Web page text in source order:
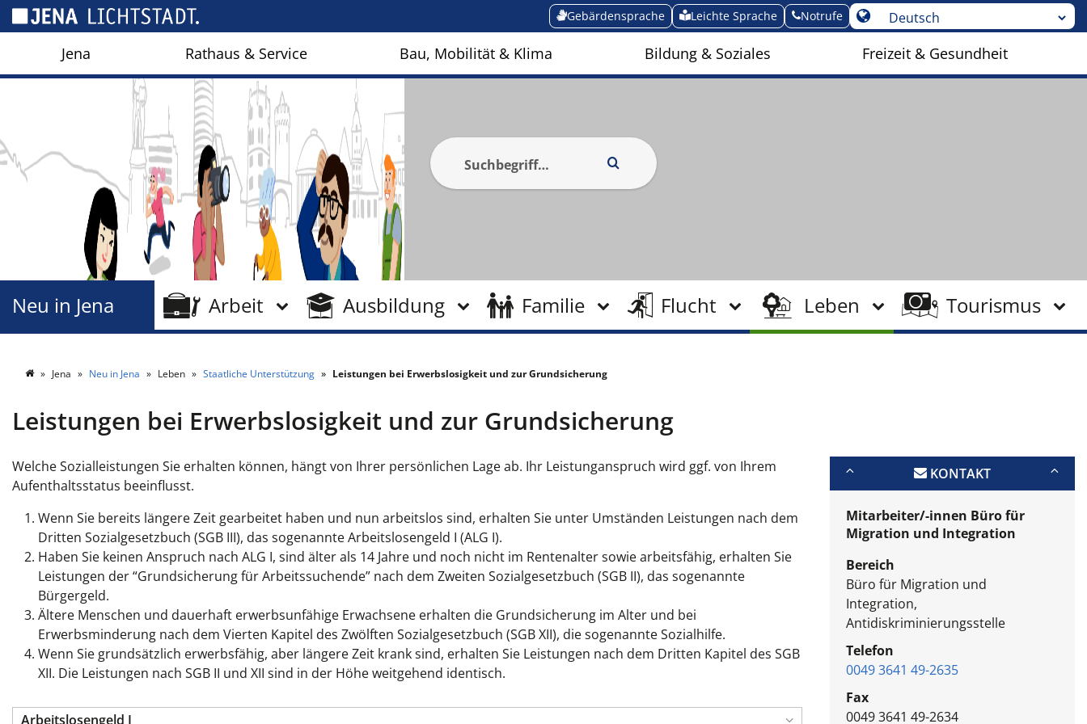
Gebärdensprache Leichte Sprache Notrufe
Jena Rathaus & Service Bau, Mobilität & Klima Bildung & Soziales Freizeit & Gesundheit
Arbeit Ausbildung Familie Flucht Leben Tourismus
Neu in Jena
Jena Neu in Jena Leben Staatliche Unterstützung Leistungen bei Erwerbslosigkeit und zur Grundsicherung
Leistungen bei Erwerbslosigkeit und zur Grundsicherung
Welche Sozialleistungen Sie erhalten können, hängt von Ihrer persönlichen Lage ab. Ihr Leistunganspruch wird ggf. von Ihrem
Aufenthaltsstatus beeinflusst.
Wenn Sie bereits längere Zeit gearbeitet haben und nun arbeitslos sind, erhalten Sie unter Umständen Leistungen nach dem
Dritten Sozialgesetzbuch (SGB III), das sogenannte Arbeitslosengeld I (ALG I).
Haben Sie keinen Anspruch nach ALG I, sind älter als 14 Jahre und noch nicht im Rentenalter sowie arbeitsfähig, erhalten Sie
Leistungen der “Grundsicherung für Arbeitssuchende” nach dem Zweiten Sozialgesetzbuch (SGB II), das sogenannte
Bürgergeld.
Ältere Menschen und dauerhaft erwerbsunfähige Erwachsene erhalten die Grundsicherung im Alter und bei
Erwerbsminderung nach dem Vierten Kapitel des Zwölften Sozialgesetzbuch (SGB XII), die sogenannte Sozialhilfe.
Wenn Sie grundsätzlich erwerbsfähig, aber längere Zeit krank sind, erhalten Sie Leistungen nach dem Dritten Kapitel des SGB
XII. Die Leistungen nach SGB II und XII sind in der Höhe weitgehend identisch.
Arbeitslosengeld I
KONTAKT
Mitarbeiter/-innen Büro für
Migration und Integration
Bereich
Büro für Migration und
Integration,
Antidiskriminierungsstelle
Telefon
0049 3641 49-2635
Fax
0049 3641 49-2634
Cookie-Einstellungen